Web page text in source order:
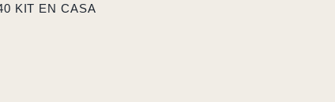
KIT EN CASA